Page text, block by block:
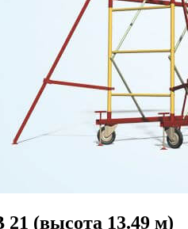
(высота 13.49 м)